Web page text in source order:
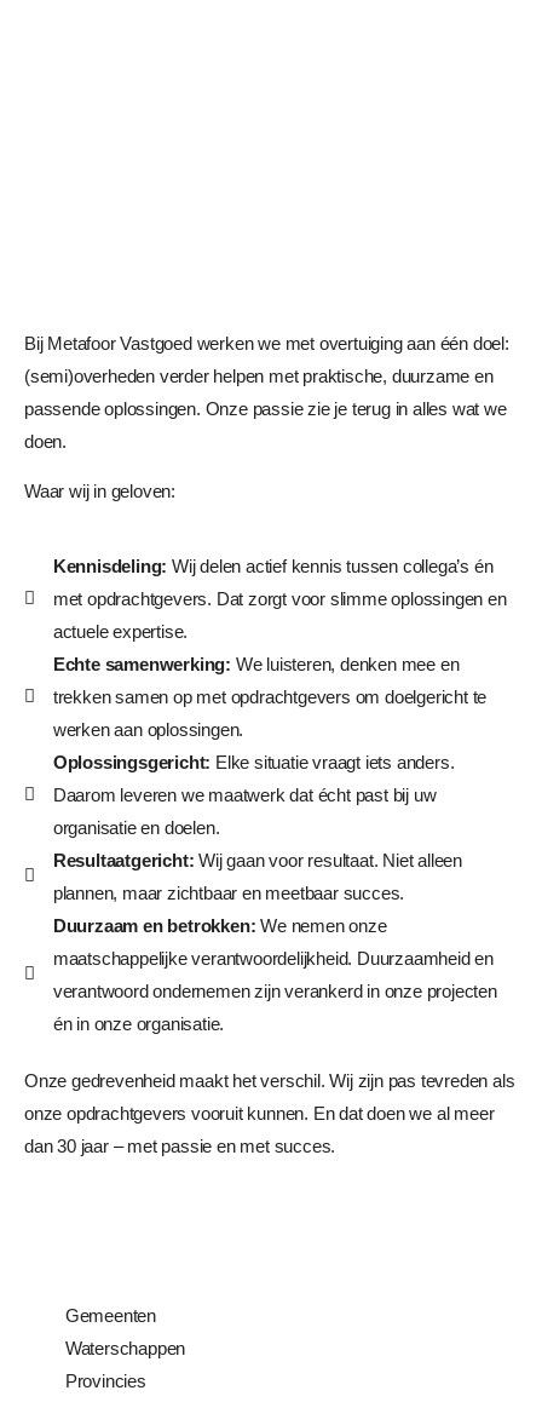
Bij Metafoor Vastgoed werken we met overtuiging aan één doel:
(semi)overheden verder helpen met praktische, duurzame en
passende oplossingen. Onze passie zie je terug in alles wat we
doen.
Waar wij in geloven:
Kennisdeling: Wij delen actief kennis tussen collega’s én
met opdrachtgevers. Dat zorgt voor slimme oplossingen en
actuele expertise.
Echte samenwerking: We luisteren, denken mee en
trekken samen op met opdrachtgevers om doelgericht te
werken aan oplossingen.
Oplossingsgericht: Elke situatie vraagt iets anders.
Daarom leveren we maatwerk dat écht past bij uw
organisatie en doelen.
Resultaatgericht:Wij gaan voor resultaat. Niet alleen
plannen, maar zichtbaar en meetbaar succes.
Duurzaam en betrokken: We nemen onze
maatschappelijke verantwoordelijkheid. Duurzaamheid en
verantwoord ondernemen zijn verankerd in onze projecten
én in onze organisatie.
Onze gedrevenheid maakt het verschil. Wij zijn pas tevreden als
onze opdrachtgevers vooruit kunnen. En dat doen we al meer
dan 30 jaar – met passie en met succes.
Gemeenten
Waterschappen
Provincies